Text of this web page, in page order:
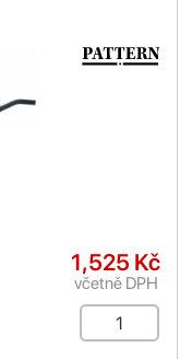
1,525 Kč
včetně DPH